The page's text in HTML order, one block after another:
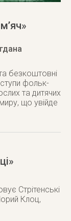
безкоштовні
фольк-
та дитячих
що увійде
Стрітенські
Клоц,